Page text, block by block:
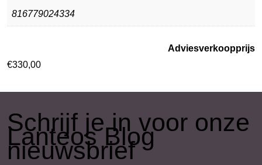
816779024334
Adviesverkoopprijs
€330,00
​Schrijf je in voor onze
Lanteos Blog
nieuwsbrief